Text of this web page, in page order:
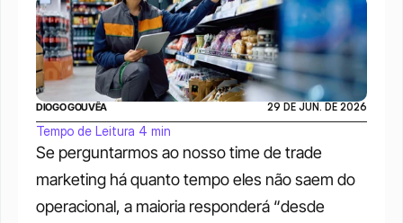
Se perguntarmos ao nosso time de trade
marketing há quanto tempo eles não saem do
operacional, a maioria responderá “desde
DIOGO GOUVÊA 29 DE JUN. DE 2026
Tempo de Leitura 4 min